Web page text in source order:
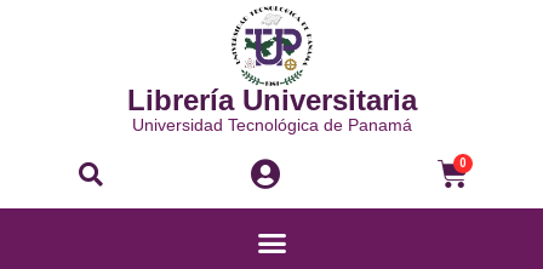
Librería Universitaria
Universidad Tecnológica de Panamá
Buscar 0
Menú